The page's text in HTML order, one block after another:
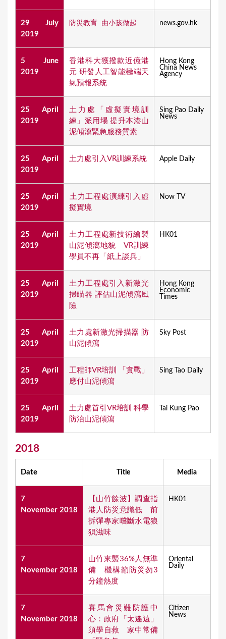
29 July
2019
防災教育 由小孩做起 news.gov.hk
5 June
2019
香港科大獲撥款近億港
元 研發人工智能極端天
氣預報系統
Hong Kong
China News
Agency
25 April
2019
土力處「虛擬實境訓
練」派用場 提升本港山
泥傾瀉緊急服務質素
Sing Pao Daily
News
25 April
2019
土力處引入VR訓練系統 Apple Daily
25 April
2019
​土力工程處演練引入虛
擬實境
Now TV
25 April
2019
土力工程處新技術繪製
山泥傾瀉地貌 VR訓練
學員不再「紙上談兵」
HK01
25 April
2019
土力工程處引入新激光
掃瞄器 評估山泥傾瀉風
險
Hong Kong
Economic
Times
25 April
2019
土力處新激光掃描器 防
山泥傾瀉
Sky Post
25 April
2019
​工程師VR培訓 「實戰」
應付山泥傾瀉
Sing Tao Daily
25 April
2019
土力處首引VR培訓 科學
防治山泥傾瀉
Tai Kung Pao
2018
Date Title Media
7
November 2018
【山竹餘波】調查指
港人防災意識低 前
拆彈專家嚐斷水電狼
狽滋味
HK01
7
November 2018
山竹來襲36%人無準
備 機構籲防災勿3
分鐘熱度
Oriental
Daily
7
November 2018
賽馬會災難防護中
心：政府「太遙遠」
須學自救 家中常備
Citizen
News